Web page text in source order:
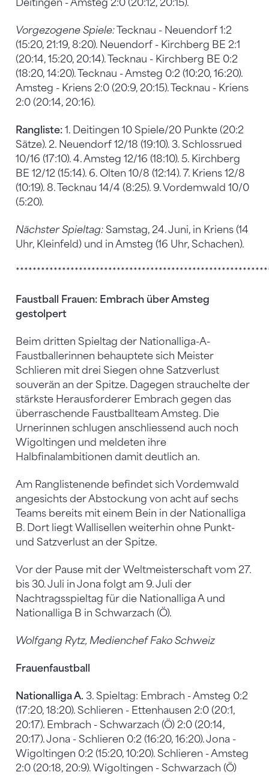
Deitingen - Amsteg 2:0 (20:12, 20:15).
Vorgezogene Spiele: Tecknau - Neuendorf 1:2
(15:20, 21:19, 8:20). Neuendorf - Kirchberg BE 2:1
(20:14, 15:20, 20:14). Tecknau - Kirchberg BE 0:2
(18:20, 14:20). Tecknau - Amsteg 0:2 (10:20, 16:20).
Amsteg - Kriens 2:0 (20:9, 20:15). Tecknau - Kriens
2:0 (20:14, 20:16).
Rangliste: 1. Deitingen 10 Spiele/20 Punkte (20:2
Sätze). 2. Neuendorf 12/18 (19:10). 3. Schlossrued
10/16 (17:10). 4. Amsteg 12/16 (18:10). 5. Kirchberg
BE 12/12 (15:14). 6. Olten 10/8 (12:14). 7. Kriens 12/8
(10:19). 8. Tecknau 14/4 (8:25). 9. Vordemwald 10/0
(5:20).
Nächster Spieltag: Samstag, 24. Juni, in Kriens (14
Uhr, Kleinfeld) und in Amsteg (16 Uhr, Schachen).
Faustball Frauen: Embrach über Amsteg
gestolpert
Beim dritten Spieltag der Nationalliga-A-
Faustballerinnen behauptete sich Meister
Schlieren mit drei Siegen ohne Satzverlust
souverän an der Spitze. Dagegen strauchelte der
stärkste Herausforderer Embrach gegen das
überraschende Faustballteam Amsteg. Die
Urnerinnen schlugen anschliessend auch noch
Wigoltingen und meldeten ihre
Halbfinalambitionen damit deutlich an.
Am Ranglistenende befindet sich Vordemwald
angesichts der Abstockung von acht auf sechs
Teams bereits mit einem Bein in der Nationalliga
B. Dort liegt Wallisellen weiterhin ohne Punkt-
und Satzverlust an der Spitze.
Vor der Pause mit der Weltmeisterschaft vom 27.
bis 30. Juli in Jona folgt am 9. Juli der
Nachtragsspieltag für die Nationalliga A und
Nationalliga B in Schwarzach (Ö).
Wolfgang Rytz, Medienchef Fako Schweiz
Frauenfaustball
Nationalliga A. 3. Spieltag: Embrach - Amsteg 0:2
(17:20, 18:20). Schlieren - Ettenhausen 2:0 (20:1,
20:17). Embrach - Schwarzach (Ö) 2:0 (20:14,
20:17). Jona - Schlieren 0:2 (16:20, 16:20). Jona -
Wigoltingen 0:2 (15:20, 10:20). Schlieren - Amsteg
2:0 (20:18, 20:9). Wigoltingen - Schwarzach (Ö)